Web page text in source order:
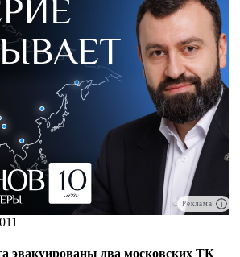
Реклама
эвакуированы два московских ТК